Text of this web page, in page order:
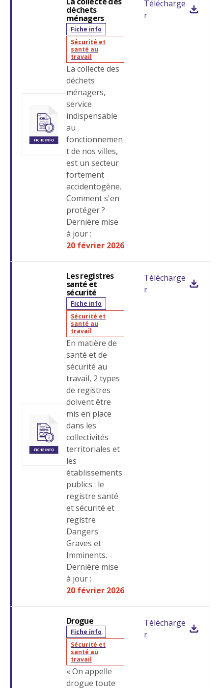
déchets
ménagers
Fiche info
Sécurité et
santé au
travail
La collecte des
déchets
ménagers,
service
indispensable
au
fonctionnemen
t de nos villes,
est un secteur
fortement
accidentogène.
Comment s'en
protéger ?
Dernière mise
à jour :
20 février 2026
Télécharge
r
Les registres
santé et
sécurité
Fiche info
Sécurité et
santé au
travail
En matière de
santé et de
sécurité au
travail, 2 types
de registres
doivent être
mis en place
dans les
collectivités
territoriales et
les
établissements
publics : le
registre santé
et sécurité et
registre
Dangers
Graves et
Imminents.
Dernière mise
à jour :
20 février 2026
Télécharge
r
Drogue
Fiche info
Sécurité et
santé au
travail
« On appelle
drogue toute
Télécharge
r